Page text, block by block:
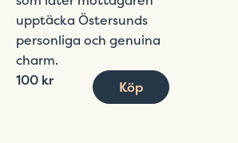
upptäcka Östersunds
personliga och genuina
charm.
100 kr Köp